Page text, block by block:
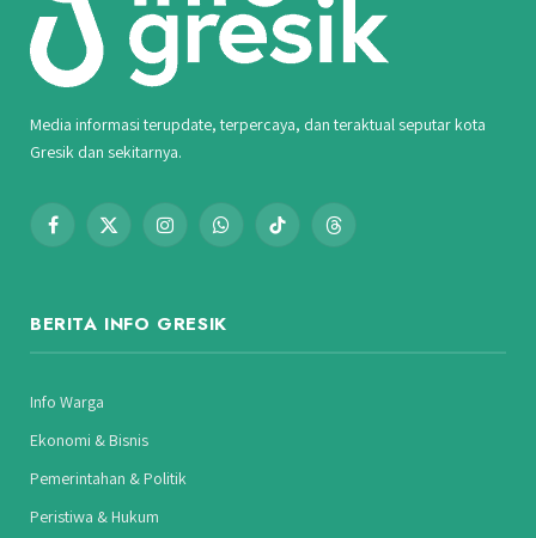
Media informasi terupdate, terpercaya, dan teraktual seputar kota
Gresik dan sekitarnya.
Facebook
X
InstagramWhatsAppTikTok Threads
BERITA INFO GRESIK
Info Warga
Ekonomi & Bisnis
Pemerintahan & Politik
Peristiwa & Hukum